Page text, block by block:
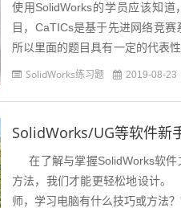
使用SolidWorks的学员应该知
目，CaTICs是基于先进网络竞
所以里面的题目具有一定的代表
catics3...
SolidWorks练习题 2019-08-23
SolidWorks/UG等软件新
在了解与掌握SolidWorks软件
方法，我们才能更轻松地设计
师，学习电脑有什么技巧或方法？